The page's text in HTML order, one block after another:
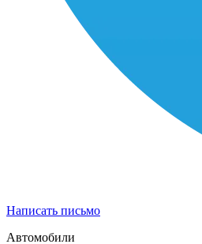
Написать письмо
Автомобили